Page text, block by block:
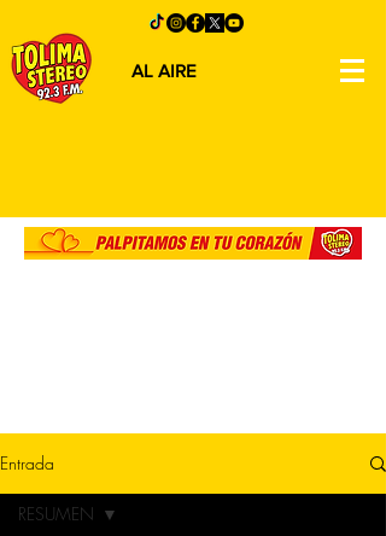
AL AIRE
Entrada
RESUMEN